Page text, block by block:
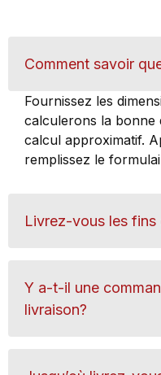
Comment savoir
Fournissez les
calculerons la
calcul approximatif.
remplissez le
Livrez-vous les fins
Y a-t-il une
livraison?